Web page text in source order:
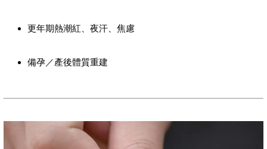
更年期熱潮紅、夜汗、焦慮
備孕／產後體質重建